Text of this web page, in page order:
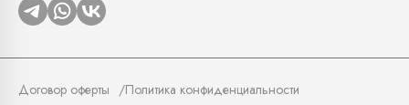
Договор оферты Политика конфиденциальности